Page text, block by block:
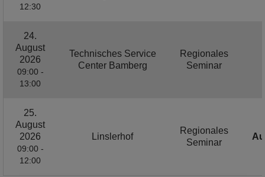
12:30
24.
August
2026
09:00 -
13:00
Technisches Service
Center Bamberg
Regionales
Seminar
25.
August
2026
09:00 -
12:00
Linslerhof
Regionales
Seminar